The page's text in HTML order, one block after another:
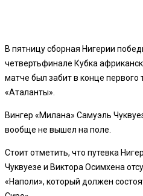
В пятницу сборная Нигерии
четвертьфинале Кубка
матче был забит в конце
«Аталанты».
Вингер «Милана» Самуэль
вообще не вышел на поле.
Стоит отметить, что путевка
Чуквуезе и Виктора Осимхена
«Наполи», который должен